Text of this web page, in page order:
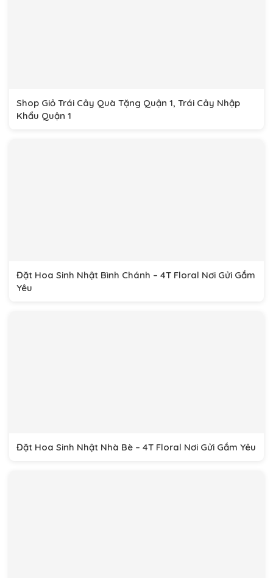
Shop Giỏ Trái Cây Quà Tặng Quận 1, Trái Cây Nhập
Khẩu Quận 1
Đặt Hoa Sinh Nhật Bình Chánh – 4T Floral Nơi Gửi Gắm
Yêu
Đặt Hoa Sinh Nhật Nhà Bè – 4T Floral Nơi Gửi Gắm Yêu